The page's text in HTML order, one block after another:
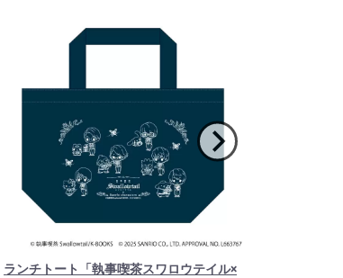
ランチトート「執事喫茶スワロウテイル×